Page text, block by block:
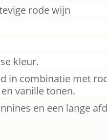
rode wijn
kleur.
in combinatie met
vanille tonen.
en een lange